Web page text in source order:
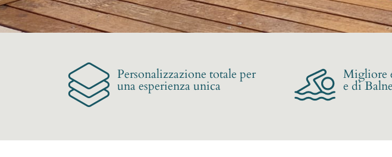
Personalizzazione totale per
una esperienza unica
Migliore
e di